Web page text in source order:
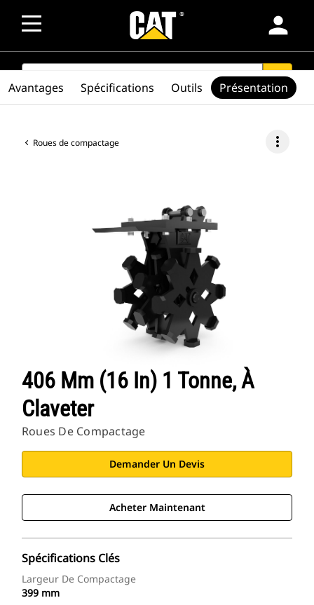
person
SEARCH search
Roues de compactage more_vert
406 Mm (16 In) 1 Tonne, À
Claveter
Roues De Compactage
Demander Un Devis
Acheter Maintenant
Spécifications Clés
Largeur De Compactage
399 mm
Avantages Spécifications Outils Présentation